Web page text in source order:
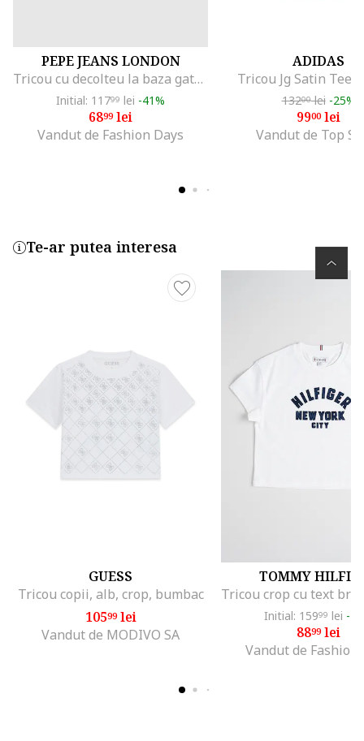
PEPE JEANS LONDON
Tricou cu decolteu la baza gatului si logo stralucitor, Alb optic/Argintiu
Initial: 11799 lei -41%
6899lei
Vandut de Fashion Days
ADIDAS
Tricou Jg Satin Tee
13200lei -25%
9900lei
Vandut de Top
Te-ar putea interesa
GUESS
Tricou copii, alb, crop, bumbac
10599lei
Vandut de MODIVO SA
TOMMY
Initial: 15999 lei -
8899lei
Vandut de Fashion